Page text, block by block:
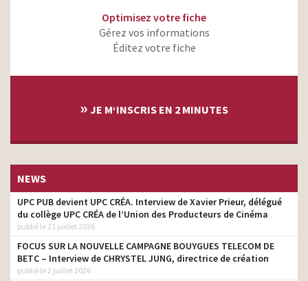
Optimisez votre fiche
Gérez vos informations
Éditez votre fiche
» JE M‘INSCRIS EN 2 MINUTES
NEWS
UPC PUB devient UPC CRÉA. Interview de Xavier Prieur, délégué
du collège UPC CRÉA de l’Union des Producteurs de Cinéma
publié le 21 juillet 2026
FOCUS SUR LA NOUVELLE CAMPAGNE BOUYGUES TELECOM DE
BETC – Interview de CHRYSTEL JUNG, directrice de création
publié le 2 juillet 2026